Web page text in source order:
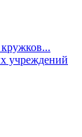
учреждений